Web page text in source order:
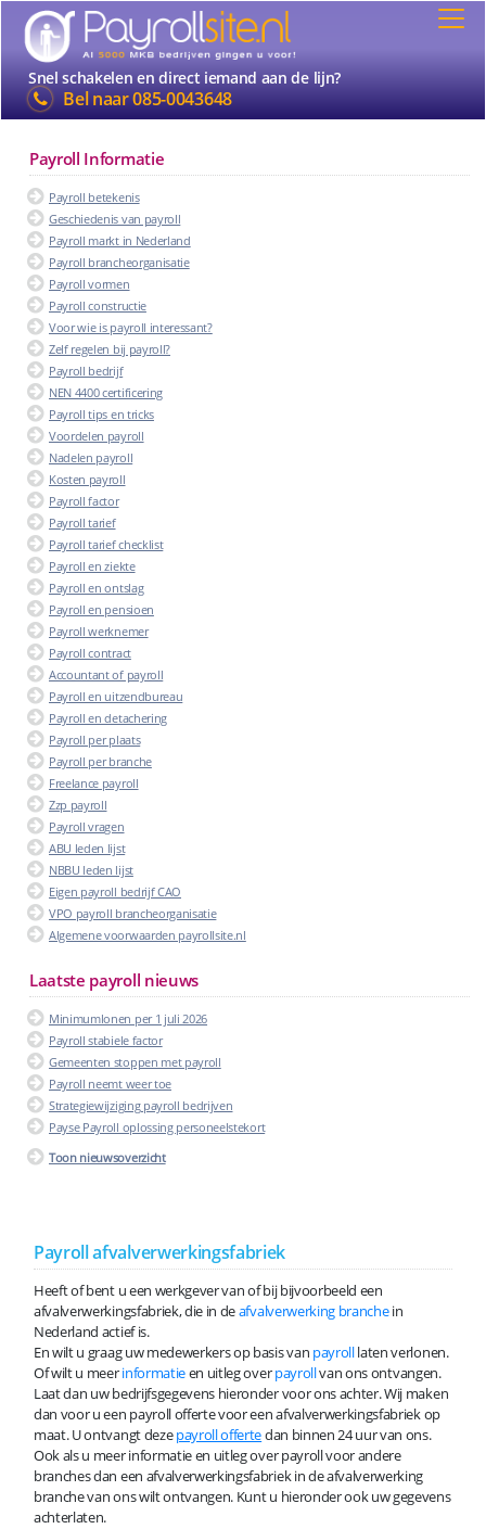
Snel schakelen en direct iemand aan de lijn?
Bel naar085-0043648
Payroll Informatie
Payroll betekenis
Geschiedenis van payroll
Payroll markt in Nederland
Payroll brancheorganisatie
Payroll vormen
Payroll constructie
Voor wie is payroll interessant?
Zelf regelen bij payroll?
Payroll bedrijf
NEN 4400 certificering
Payroll tips en tricks
Voordelen payroll
Nadelen payroll
Kosten payroll
Payroll factor
Payroll tarief
Payroll tarief checklist
Payroll en ziekte
Payroll en ontslag
Payroll en pensioen
Payroll werknemer
Payroll contract
Accountant of payroll
Payroll en uitzendbureau
Payroll en detachering
Payroll per plaats
Payroll per branche
Freelance payroll
Zzp payroll
Payroll vragen
ABU leden lijst
NBBU leden lijst
Eigen payroll bedrijf CAO
VPO payroll brancheorganisatie
Algemene voorwaarden payrollsite.nl
Laatste payroll nieuws
Minimumlonen per 1 juli 2026
Payroll stabiele factor
Gemeenten stoppen met payroll
Payroll neemt weer toe
Strategiewijziging payroll bedrijven
Payse Payroll oplossing personeelstekort
Toon nieuwsoverzicht
Payroll afvalverwerkingsfabriek
Heeft of bent u een werkgever van of bij bijvoorbeeld een
afvalverwerkingsfabriek, die in deafvalverwerking branchein
Nederland actief is.
En wilt u graag uw medewerkers op basis van payrolllaten verlonen.
Of wilt u meerinformatieen uitleg overpayrollvan ons ontvangen.
Laat dan uw bedrijfsgegevens hieronder voor ons achter. Wij maken
dan voor u een payroll offerte voor een afvalverwerkingsfabriek op
maat. U ontvangt dezepayroll offertedan binnen 24 uur van ons.
Ook als u meer informatie en uitleg over payroll voor andere
branches dan een afvalverwerkingsfabriek in de afvalverwerking
branche van ons wilt ontvangen. Kunt u hieronder ook uw gegevens
achterlaten.